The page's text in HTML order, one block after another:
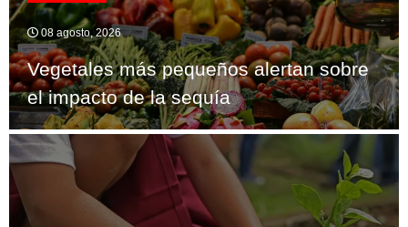
08 agosto, 2026
Vegetales más pequeños alertan sobre
el impacto de la sequía